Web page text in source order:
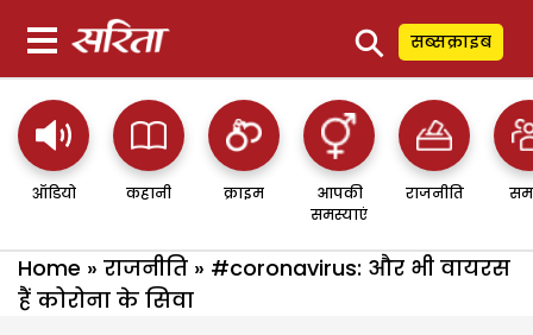
⚲ सब्सक्राइब
ऑडियो कहानी क्राइम
आपकी
समस्याएं
राजनीति
Home » राजनीति » #coronavirus: और भी वायरस
हैं कोरोना के सिवा